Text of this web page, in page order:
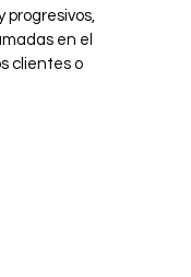
en el
clientes o